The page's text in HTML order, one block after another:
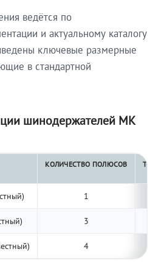
ведётся по
и актуальному каталогу
ключевые размерные
в стандартной
шинодержателей МК
КОЛИЧЕСТВО ПОЛЮСОВ
1
3
4